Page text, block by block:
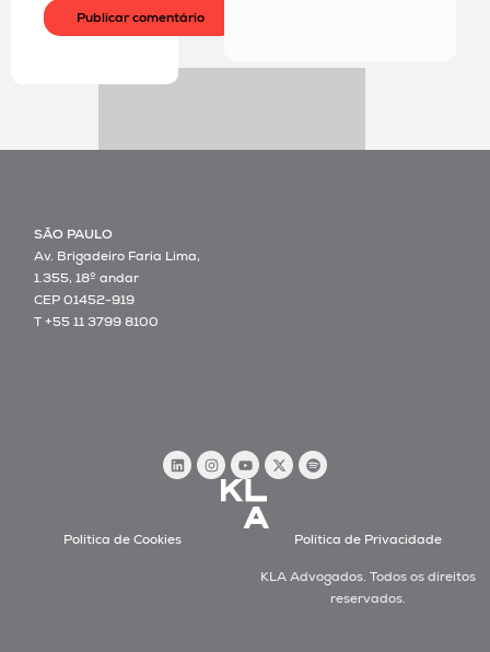
SÃO PAULO
Av. Brigadeiro Faria Lima,
1.355, 18º andar
CEP 01452-919
T +55 11 3799 8100
Política de Cookies Política de Privacidade
KLA Advogados. Todos os direitos
reservados.